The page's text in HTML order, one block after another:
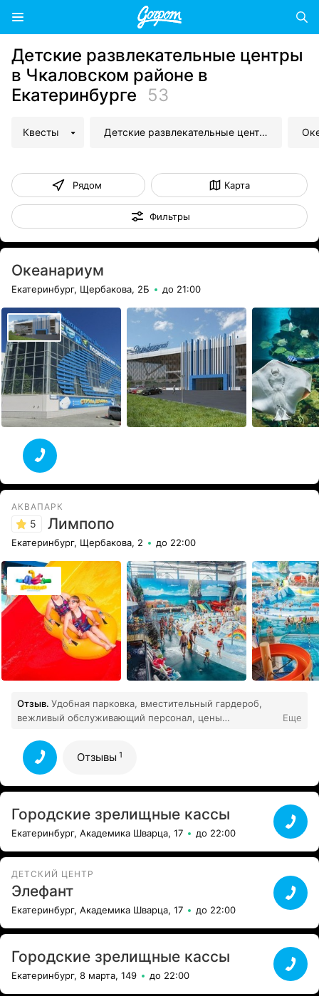
Детские развлекательные центры
в Чкаловском районе в
Екатеринбурге
53
Квесты Детские развлекательные центры
Рядом Карта
Фильтры
Океанариум
Екатеринбург, Щербакова, 2Б до 21:00
АКВАПАРК
5 Лимпопо
Екатеринбург, Щербакова, 2 до 22:00
Отзыв. Удобная парковка, вместительный гардероб,
вежливый обслуживающий персонал, цены
людей, детей. Есть возможность перекусить и
получить полноценный обед. Бани, сауны, бассейны
супер. Мини магазины, для тех кто забыл купальник,
надувной круг и другие принадлежности.Все отзывы1
Еще
Отзывы 1
Городские зрелищные кассы
Екатеринбург, Академика Шварца, 17 до 22:00
ДЕТСКИЙ ЦЕНТР
Элефант
Екатеринбург, Академика Шварца, 17 до 22:00
Городские зрелищные кассы
Екатеринбург, 8 марта, 149 до 22:00